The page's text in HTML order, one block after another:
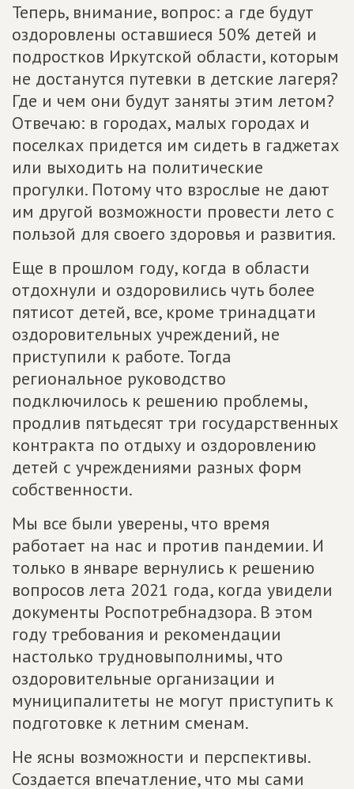
Теперь, внимание, вопрос: а где будут
оздоровлены оставшиеся 50% детей и
подростков Иркутской области, которым
не достанутся путевки в детские лагеря?
Где и чем они будут заняты этим летом?
Отвечаю: в городах, малых городах и
поселках придется им сидеть в гаджетах
или выходить на политические
прогулки. Потому что взрослые не дают
им другой возможности провести лето с
пользой для своего здоровья и развития.
Еще в прошлом году, когда в области
отдохнули и оздоровились чуть более
пятисот детей, все, кроме тринадцати
оздоровительных учреждений, не
приступили к работе. Тогда
региональное руководство
подключилось к решению проблемы,
продлив пятьдесят три государственных
контракта по отдыху и оздоровлению
детей с учреждениями разных форм
собственности.
Мы все были уверены, что время
работает на нас и против пандемии. И
только в январе вернулись к решению
вопросов лета 2021 года, когда увидели
документы Роспотребнадзора. В этом
году требования и рекомендации
настолько трудновыполнимы, что
оздоровительные организации и
муниципалитеты не могут приступить к
подготовке к летним сменам.
Не ясны возможности и перспективы.
Создается впечатление, что мы сами